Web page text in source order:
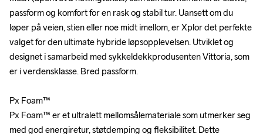
passform og komfort for en rask og stabil tur. Uansett om du
løper på veien, stien eller noe midt imellom, er Xplor det perfekte
valget for den ultimate hybride løpsopplevelsen. Utviklet og
designet i samarbeid med sykkeldekkprodusenten Vittoria, som
er i verdensklasse. Bred passform.
Px Foam™
Px Foam™ er et ultralett mellomsålemateriale som utmerker seg
med god energiretur, støtdemping og fleksibilitet. Dette
passform og komfort for en rask og stabil tur. Uansett om du
løper på veien, stien eller noe midt imellom, er Xplor det perfekte
valget for den ultimate hybride løpsopplevelsen. Utviklet og
designet i samarbeid med sykkeldekkprodusenten Vittoria, som
er i verdensklasse. Bred passform.
Px Foam™
Px Foam™ er et ultralett mellomsålemateriale som utmerker seg
med god energiretur, støtdemping og fleksibilitet. Dette